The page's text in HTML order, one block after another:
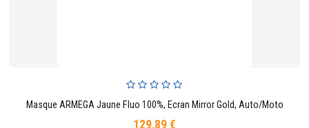
Masque ARMEGA Jaune Fluo 100%, Ecran Mirror Gold, Auto/Moto
129,89 €